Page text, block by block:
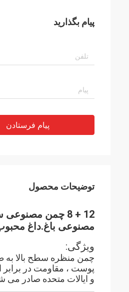
پیام بگذارید
پیام فرستادن
توضیحات محصول
12 + 8 چمن مصنوعی سطح قد
مصنوعی باغ.داغ
ویژگی:
چمن منظره سطح بالا به
پوست ، مقاومت در برابر
و ایالات متحده صادر می